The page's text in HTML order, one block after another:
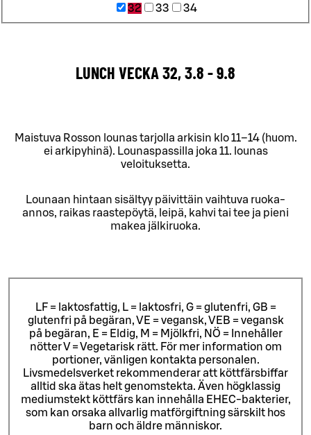
32 33 34
LUNCH VECKA 32, 3.8 - 9.8
Maistuva Rosson lounas tarjolla arkisin klo 11–14 (huom.
ei arkipyhinä). Lounaspassilla joka 11. lounas
veloituksetta.
Lounaan hintaan sisältyy päivittäin vaihtuva ruoka-
annos, raikas raastepöytä, leipä, kahvi tai tee ja pieni
makea jälkiruoka.
LF = laktosfattig, L = laktosfri, G = glutenfri, GB =
glutenfri på begäran, VE = vegansk, VEB = vegansk
på begäran, E = Eldig, M = Mjölkfri, NÖ = Innehåller
nötter V = Vegetarisk rätt. För mer information om
portioner, vänligen kontakta personalen.
Livsmedelsverket rekommenderar att köttfärsbiffar
alltid ska ätas helt genomstekta. Även högklassig
mediumstekt köttfärs kan innehålla EHEC-bakterier,
som kan orsaka allvarlig matförgiftning särskilt hos
barn och äldre människor.